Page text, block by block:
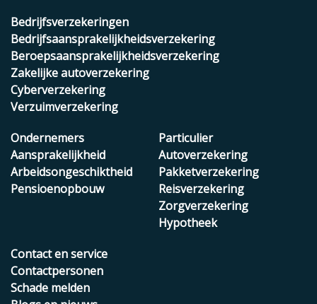
Bedrijfsverzekeringen
Bedrijfsaansprakelijkheidsverzekering
Beroepsaansprakelijkheidsverzekering
Zakelijke autoverzekering
Cyberverzekering
Verzuimverzekering
Ondernemers
Aansprakelijkheid
Arbeidsongeschiktheid
Pensioenopbouw
Particulier
Autoverzekering
Pakketverzekering
Reisverzekering
Zorgverzekering
Hypotheek
Contact en service
Contactpersonen
Schade melden